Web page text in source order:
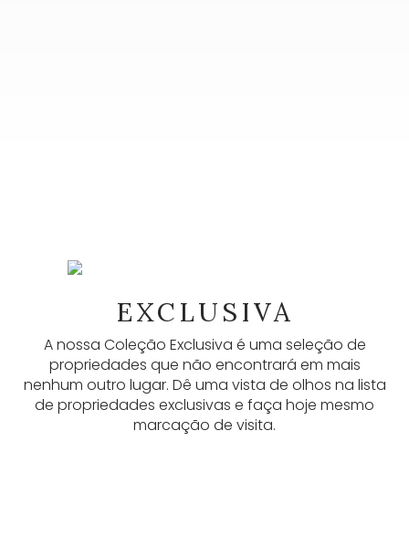
NEWSLETTER
As nossas newsletters fornecem muitas
informações úteis, anúncios mais recentes e
atualizações. Inscreva-se aqui.
SUBSCREVER
EXCLUSIVA
A nossa Coleção Exclusiva é uma seleção de
propriedades que não encontrará em mais
nenhum outro lugar. Dê uma vista de olhos na lista
de propriedades exclusivas e faça hoje mesmo
marcação de visita.